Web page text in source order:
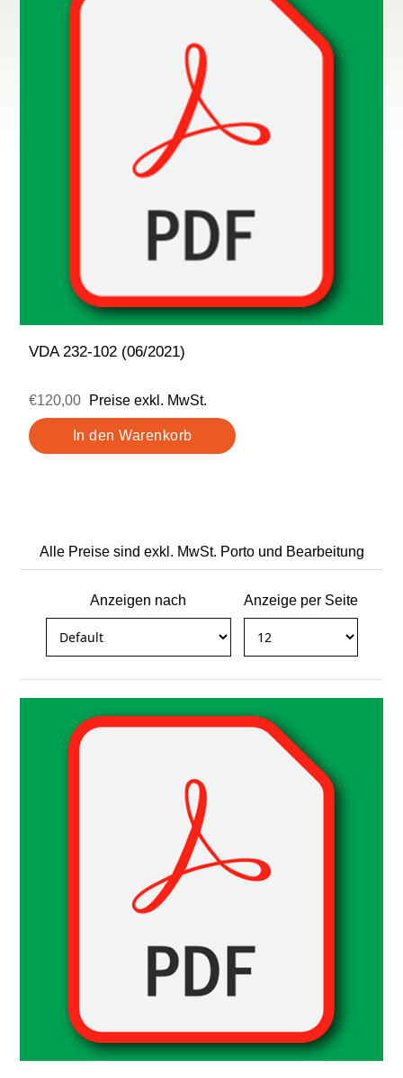
VDA 232-102 (06/2021)
€120,00 Preise exkl. MwSt.
Alle Preise sind exkl. MwSt. Porto und Bearbeitung
Anzeigen nach Anzeige per Seite